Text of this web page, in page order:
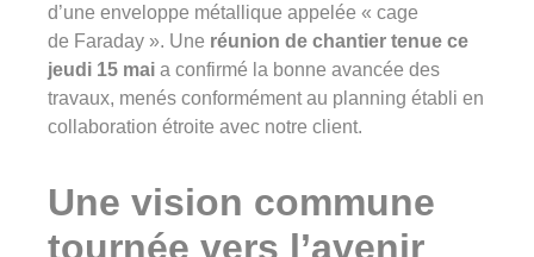
d’une enveloppe métallique appelée « cage
de Faraday ». Une réunion de chantier tenue ce
jeudi 15 mai a confirmé la bonne avancée des
travaux, menés conformément au planning établi en
collaboration étroite avec notre client.
Une vision commune
tournée vers l’avenir